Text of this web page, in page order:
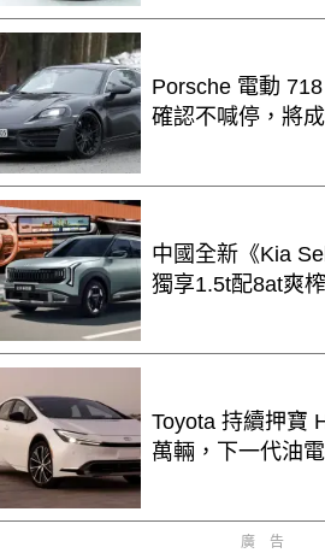
Porsche 電動
確認不喊停，將
中國全新《Kia
獨享1.5t配8at爽
Toyota 持續押寶
萬輛，下一代油
廣告